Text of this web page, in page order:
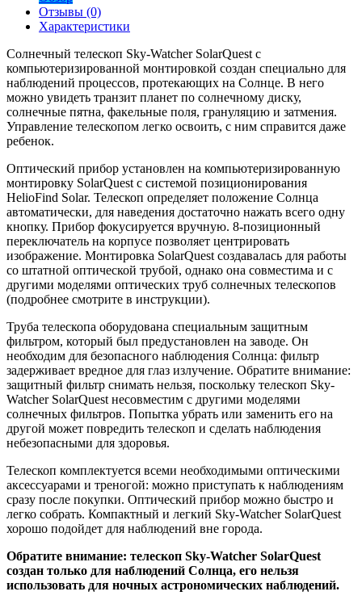
Отзывы (0)
Характеристики
Солнечный телескоп Sky-Watcher SolarQuest с
компьютеризированной монтировкой создан специально для
наблюдений процессов, протекающих на Солнце. В него
можно увидеть транзит планет по солнечному диску,
солнечные пятна, факельные поля, грануляцию и затмения.
Управление телескопом легко освоить, с ним справится даже
ребенок.
Оптический прибор установлен на компьютеризированную
монтировку SolarQuest с системой позиционирования
HelioFind Solar. Телескоп определяет положение Солнца
автоматически, для наведения достаточно нажать всего одну
кнопку. Прибор фокусируется вручную. 8-позиционный
переключатель на корпусе позволяет центрировать
изображение. Монтировка SolarQuest создавалась для работы
со штатной оптической трубой, однако она совместима и с
другими моделями оптических труб солнечных телескопов
(подробнее смотрите в инструкции).
Труба телескопа оборудована специальным защитным
фильтром, который был предустановлен на заводе. Он
необходим для безопасного наблюдения Солнца: фильтр
задерживает вредное для глаз излучение. Обратите внимание:
защитный фильтр снимать нельзя, поскольку телескоп Sky-
Watcher SolarQuest несовместим с другими моделями
солнечных фильтров. Попытка убрать или заменить его на
другой может повредить телескоп и сделать наблюдения
небезопасными для здоровья.
Телескоп комплектуется всеми необходимыми оптическими
аксессуарами и треногой: можно приступать к наблюдениям
сразу после покупки. Оптический прибор можно быстро и
легко собрать. Компактный и легкий Sky-Watcher SolarQuest
хорошо подойдет для наблюдений вне города.
Обратите внимание: телескоп Sky-Watcher SolarQuest
создан только для наблюдений Солнца, его нельзя
использовать для ночных астрономических наблюдений.